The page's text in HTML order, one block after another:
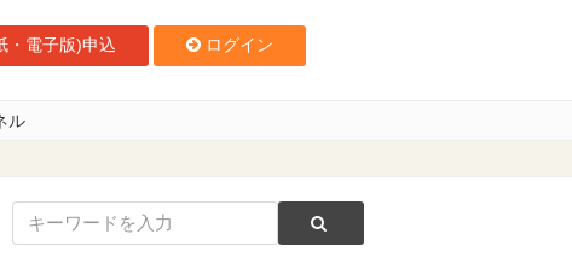
・電子版)申込 ログイン
ル